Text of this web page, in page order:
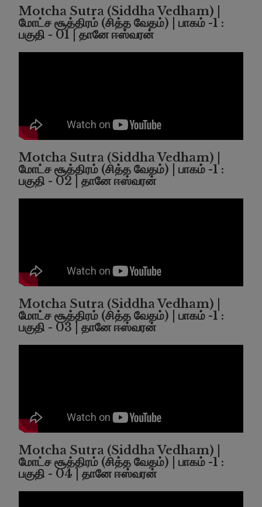
Motcha Sutra (Siddha Vedham) |
மோட்ச சூத்திரம் (சித்த வேதம்) | பாகம் -1 :
பகுதி - 01 | தானே ஈஸ்வரன்
Motcha Sutra (Siddha Vedham) |
மோட்ச சூத்திரம் (சித்த வேதம்) | பாகம் -1 :
பகுதி - 02 | தானே ஈஸ்வரன்
Motcha Sutra (Siddha Vedham) |
மோட்ச சூத்திரம் (சித்த வேதம்) | பாகம் -1 :
பகுதி - 03 | தானே ஈஸ்வரன்
Motcha Sutra (Siddha Vedham) |
மோட்ச சூத்திரம் (சித்த வேதம்) | பாகம் -1 :
பகுதி - 04 | தானே ஈஸ்வரன்